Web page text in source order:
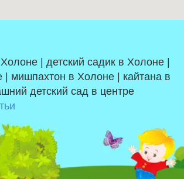
| детский садик в Холоне |
| мишпахтон в Холоне | кайтана в
детский сад в центре